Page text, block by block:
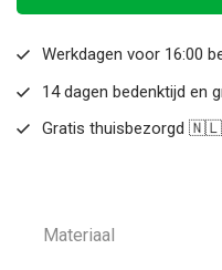
Werkdagen voor 16:00
14 dagen bedenktijd en
Gratis thuisbezorgd
Materiaal